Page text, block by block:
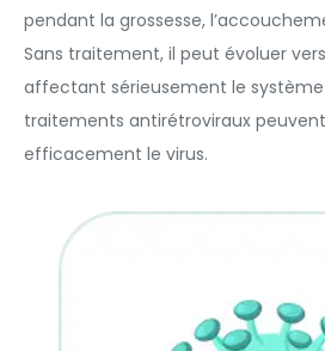
pendant la grossesse,
Sans traitement, il peut évoluer
affectant sérieusement le
traitements antirétroviraux
efficacement le virus.